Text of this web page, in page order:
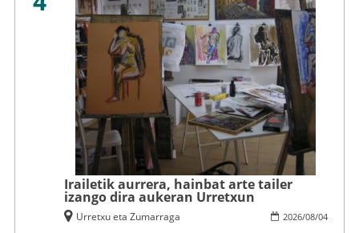
Irailetik aurrera, hainbat arte tailer
izango dira aukeran Urretxun
2026/08/04
Urretxu eta Zumarraga